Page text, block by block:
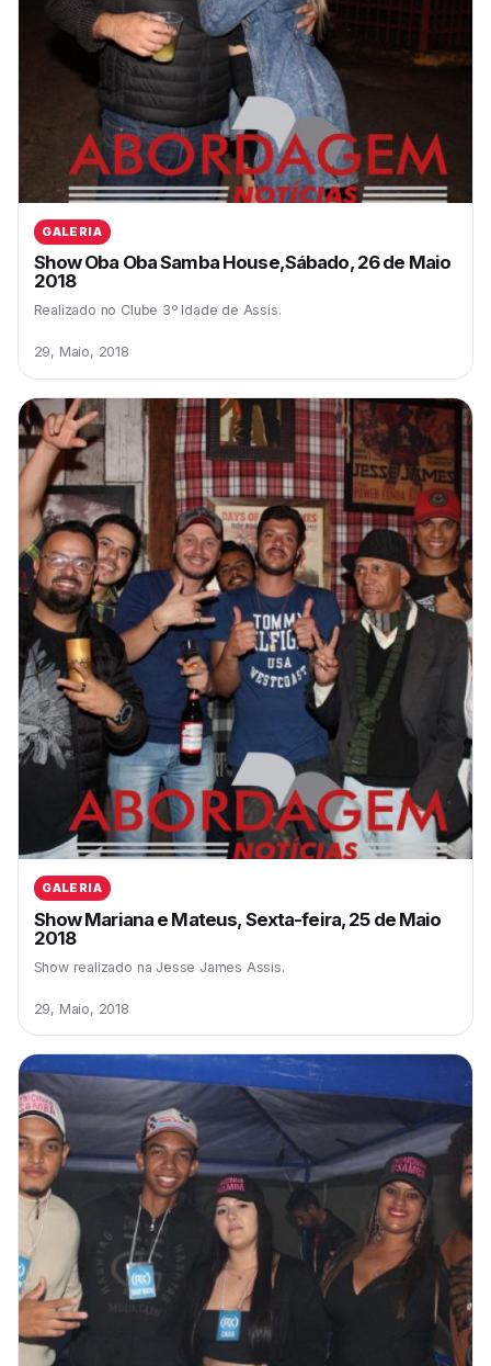
GALERIA
Show Oba Oba Samba House,Sábado, 26 de Maio
2018
Realizado no Clube 3º Idade de Assis.
29, Maio, 2018
GALERIA
Show Mariana e Mateus, Sexta-feira, 25 de Maio
2018
Show realizado na Jesse James Assis.
29, Maio, 2018